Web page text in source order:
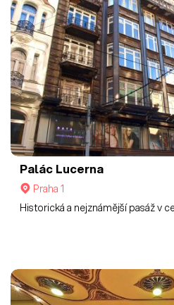
Palác Lucerna
Praha 1
Historická a nejznámější pasáž v